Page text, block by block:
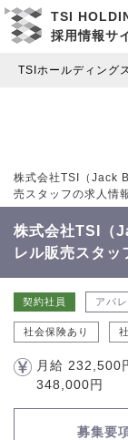
TSI
採用情報サ
TSIホールディング
株式会社TSI（Jack
売スタッフの求人情
株式会社TSI（
レル販売スタッ
契約社員 アパ
社会保険あり
月給 232,500
348,000円
募集要